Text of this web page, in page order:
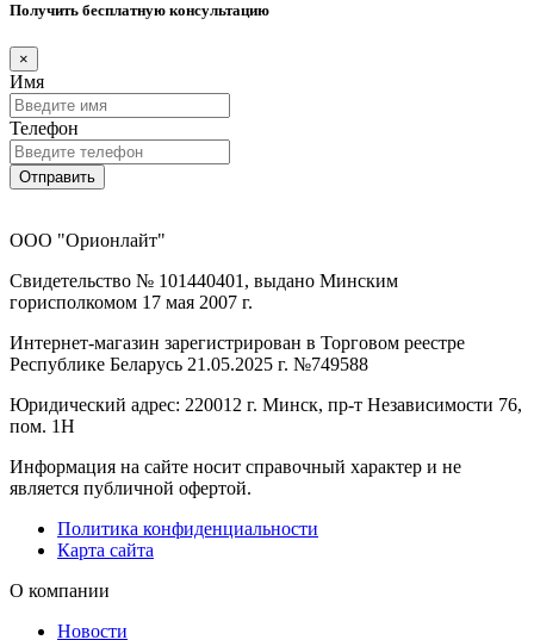
Получить бесплатную консультацию
×
Имя
Телефон
Отправить
ООО "Орионлайт"
Свидетельство № 101440401, выдано Минским
горисполкомом 17 мая 2007 г.
Интернет-магазин зарегистрирован в Торговом реестре
Республике Беларусь 21.05.2025 г. №749588
Юридический адрес: 220012 г. Минск, пр-т Независимости 76,
пом. 1Н
Информация на сайте носит справочный характер и не
является публичной офертой.
Политика конфиденциальности
Карта сайта
О компании
Новости